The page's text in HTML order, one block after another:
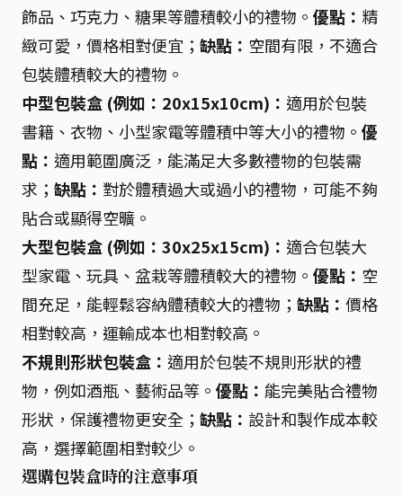
飾品、巧克力、糖果等體積較小的禮物。 優點： 精
緻可愛，價格相對便宜； 缺點： 空間有限，不適合
包裝體積較大的禮物。
中型包裝盒 (例如：20x15x10cm)： 適用於包裝
書籍、衣物、小型家電等體積中等大小的禮物。 優
點： 適用範圍廣泛，能滿足大多數禮物的包裝需
求； 缺點： 對於體積過大或過小的禮物，可能不夠
貼合或顯得空曠。
大型包裝盒 (例如：30x25x15cm)： 適合包裝大
型家電、玩具、盆栽等體積較大的禮物。 優點： 空
間充足，能輕鬆容納體積較大的禮物； 缺點： 價格
相對較高，運輸成本也相對較高。
不規則形狀包裝盒： 適用於包裝不規則形狀的禮
物，例如酒瓶、藝術品等。 優點： 能完美貼合禮物
形狀，保護禮物更安全； 缺點： 設計和製作成本較
高，選擇範圍相對較少。
選購包裝盒時的注意事項